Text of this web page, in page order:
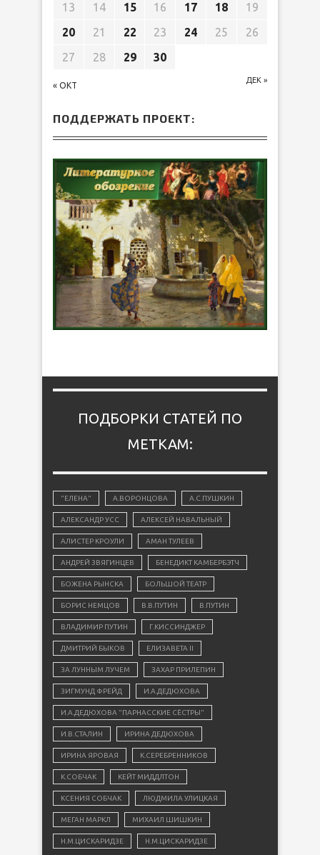
« ОКТ
ДЕК »
13
14 15 16 17 18
19
20
21 22 23 24 25
26
27
28 29 30
ПОДДЕРЖАТЬ ПРОЕКТ:
ПОДБОРКИ СТАТЕЙ ПО
МЕТКАМ:
"ЕЛЕНА" А.ВОРОНЦОВА А.С.ПУШКИН
АЛЕКСАНДР УСС АЛЕКСЕЙ НАВАЛЬНЫЙ
АЛИСТЕР КРОУЛИ АМАН ТУЛЕЕВ
АНДРЕЙ ЗВЯГИНЦЕВ БЕНЕДИКТ КАМБЕРБЭТЧ
БОЖЕНА РЫНСКА БОЛЬШОЙ ТЕАТР
БОРИС НЕМЦОВ В.В.ПУТИН В.ПУТИН
ВЛАДИМИР ПУТИН Г.КИССИНДЖЕР
ДМИТРИЙ БЫКОВ ЕЛИЗАВЕТА II
ЗА ЛУННЫМ ЛУЧЕМ ЗАХАР ПРИЛЕПИН
ЗИГМУНД ФРЕЙД И.А.ДЕДЮХОВА
И.А.ДЕДЮХОВА "ПАРНАССКИЕ СЁСТРЫ"
И.В.СТАЛИН ИРИНА ДЕДЮХОВА
ИРИНА ЯРОВАЯ К.СЕРЕБРЕННИКОВ
К.СОБЧАК КЕЙТ МИДДЛТОН
КСЕНИЯ СОБЧАК ЛЮДМИЛА УЛИЦКАЯ
МЕГАН МАРКЛ МИХАИЛ ШИШКИН
Н.М.ЦИСКАРИДЗЕ Н.М.ЦИСКАРИДЗЕ